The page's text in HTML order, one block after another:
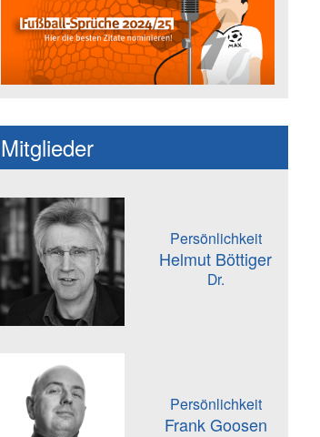
Fußballspruch des Jahres:
Mitglieder
Persönlichkeit
Helmut Böttiger
Dr.
Persönlichkeit
Frank Goosen